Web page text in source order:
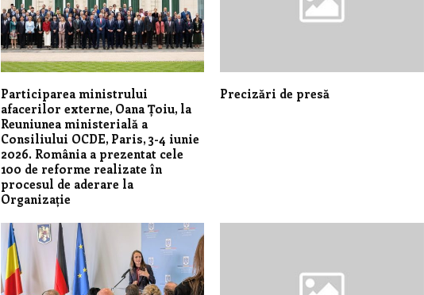
Participarea ministrului
afacerilor externe, Oana Țoiu, la
Reuniunea ministerială a
Consiliului OCDE, Paris, 3-4 iunie
2026. România a prezentat cele
100 de reforme realizate în
procesul de aderare la
Organizație
Precizări de presă